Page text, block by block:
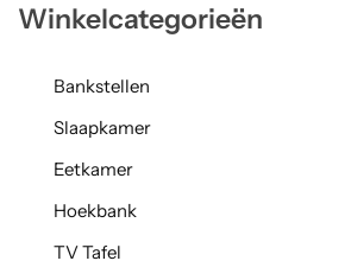
Winkelcategorieën
Bankstellen
Slaapkamer
Eetkamer
Hoekbank
TV Tafel